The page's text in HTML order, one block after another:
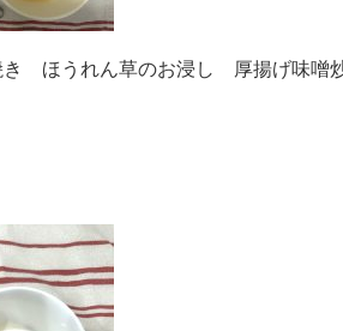
ほうれん草のお浸し 厚揚げ味噌